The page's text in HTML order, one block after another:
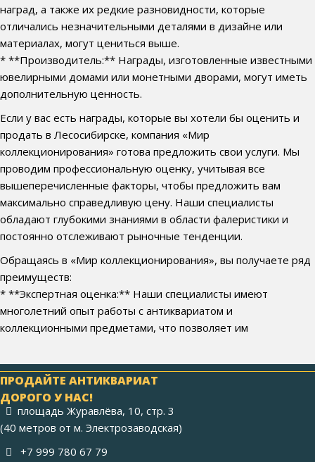
наград, а также их редкие разновидности, которые
отличались незначительными деталями в дизайне или
материалах, могут цениться выше.
* **Производитель:** Награды, изготовленные известными
ювелирными домами или монетными дворами, могут иметь
дополнительную ценность.
Если у вас есть награды, которые вы хотели бы оценить и
продать в Лесосибирске, компания «Мир
коллекционирования» готова предложить свои услуги. Мы
проводим профессиональную оценку, учитывая все
вышеперечисленные факторы, чтобы предложить вам
максимально справедливую цену. Наши специалисты
обладают глубокими знаниями в области фалеристики и
постоянно отслеживают рыночные тенденции.
Обращаясь в «Мир коллекционирования», вы получаете ряд
преимуществ:
* **Экспертная оценка:** Наши специалисты имеют
многолетний опыт работы с антиквариатом и
коллекционными предметами, что позволяет им
ПРОДАЙТЕ АНТИКВАРИАТ
ДОРОГО У НАС!
площадь Журавлёва, 10, стр. 3
(40 метров от м. Электрозаводская)
+7 999 780 67 79